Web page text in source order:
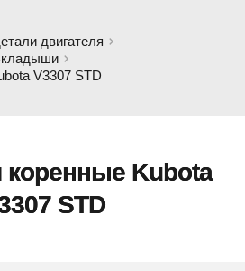
двигателя
V3307 STD
Kubota
STD